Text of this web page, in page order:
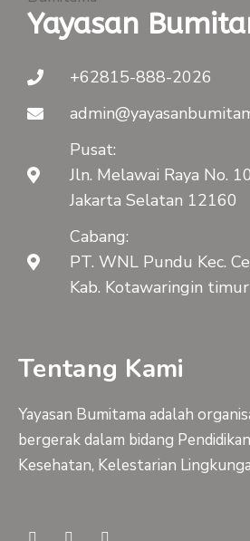
Yayasan
+62815-888-2026
Pusat:
Jln. Melawai Raya No.
Jakarta Selatan 12160
Cabang:
PT. WNL Pundu Kec.
Kab. Kotawaringin timur
Tentang Kami
Yayasan Bumitama adalah
bergerak dalam bidang
Kesehatan, Kelestarian
F Y I